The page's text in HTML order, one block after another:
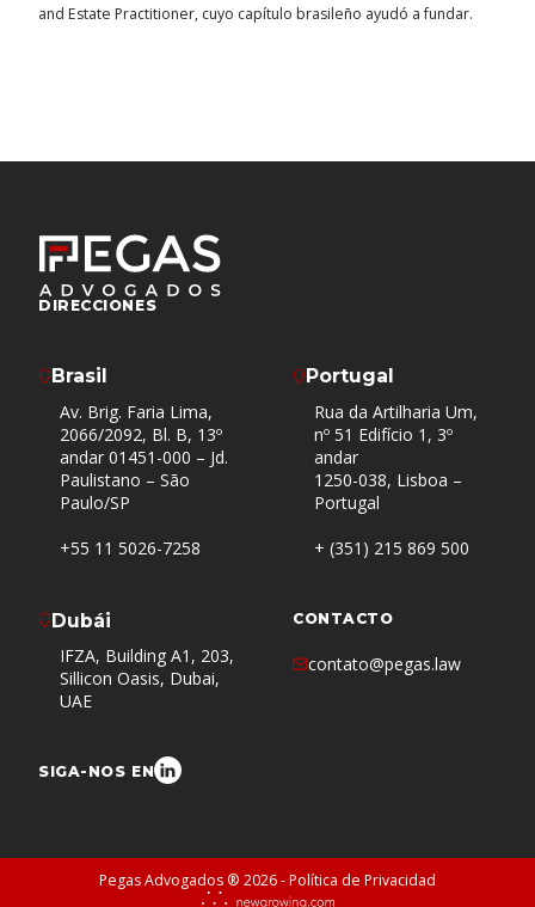
and Estate Practitioner, cuyo capítulo brasileño ayudó a fundar.
DIRECCIONES
Brasil
Av. Brig. Faria Lima,
2066/2092, Bl. B, 13º
andar 01451-000 – Jd.
Paulistano – São
Paulo/SP
+55 11 5026-7258
Portugal
Rua da Artilharia Um,
nº 51 Edifício 1, 3º
andar
1250-038, Lisboa –
Portugal
+ (351) 215 869 500
Dubái
IFZA, Building A1, 203,
Sillicon Oasis, Dubai,
UAE
CONTACTO
contato@pegas.law
SIGA-NOS EN
Pegas Advogados ® 2026 -Política de Privacidad